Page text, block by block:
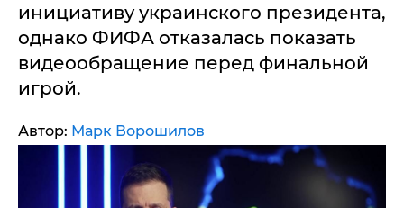
инициативу украинского президента,
однако ФИФА отказалась показать
видеообращение перед финальной
игрой.
Автор: Марк Ворошилов